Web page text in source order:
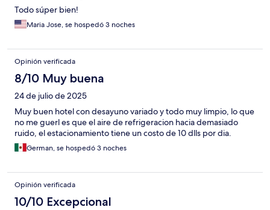
Todo súper bien!
Maria Jose, se hospedó 3 noches
Opinión verificada
8/10 Muy buena
24 de julio de 2025
Muy buen hotel con desayuno variado y todo muy limpio, lo que
no me guerl es que el aire de refrigeracion hacia demasiado
ruido, el estacionamiento tiene un costo de 10 dlls por dia.
German, se hospedó 3 noches
Opinión verificada
10/10 Excepcional